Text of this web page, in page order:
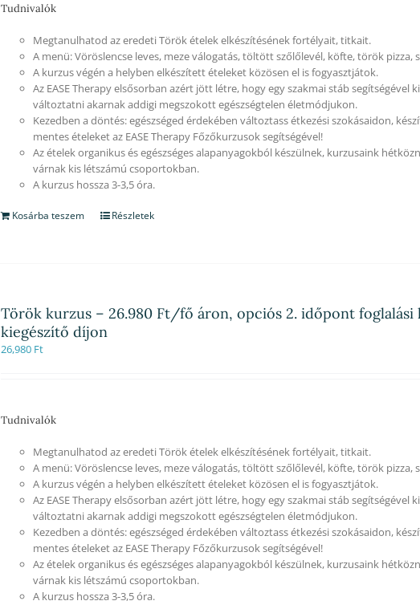
Tudnivalók
Megtanulhatod az eredeti Török ételek elkészítésének fortélyait, titkait.
A menü: Vöröslencse leves, meze válogatás, töltött szőlőlevél, köfte, török pizza,
A kurzus végén a helyben elkészített ételeket közösen el is fogyasztjátok.
Az EASE Therapy elsősorban azért jött létre, hogy egy szakmai stáb segítségével
változtatni akarnak addigi megszokott egészségtelen életmódjukon.
Kezedben a döntés: egészséged érdekében változtass étkezési szokásaidon,
mentes ételeket az EASE Therapy Főzőkurzusok segítségével!
Az ételek organikus és egészséges alapanyagokból készülnek, kurzusaink
várnak kis létszámú csoportokban.
A kurzus hossza 3-3,5 óra.
Kosárba teszem Részletek
Török kurzus – 26.980 Ft/fő áron, opciós 2. időpont foglalási
kiegészítő díjon
26,980 Ft
Tudnivalók
Megtanulhatod az eredeti Török ételek elkészítésének fortélyait, titkait.
A menü: Vöröslencse leves, meze válogatás, töltött szőlőlevél, köfte, török pizza,
A kurzus végén a helyben elkészített ételeket közösen el is fogyasztjátok.
Az EASE Therapy elsősorban azért jött létre, hogy egy szakmai stáb segítségével
változtatni akarnak addigi megszokott egészségtelen életmódjukon.
Kezedben a döntés: egészséged érdekében változtass étkezési szokásaidon,
mentes ételeket az EASE Therapy Főzőkurzusok segítségével!
Az ételek organikus és egészséges alapanyagokból készülnek, kurzusaink
várnak kis létszámú csoportokban.
A kurzus hossza 3-3,5 óra.